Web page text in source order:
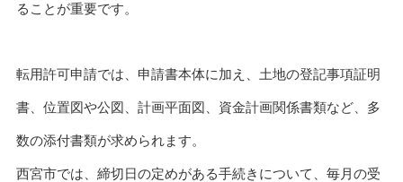
ることが重要です。
転用許可申請では、申請書本体に加え、土地の登記事項証明
書、位置図や公図、計画平面図、資金計画関係書類など、多
数の添付書類が求められます。
西宮市では、締切日の定めがある手続きについて、毎月の受